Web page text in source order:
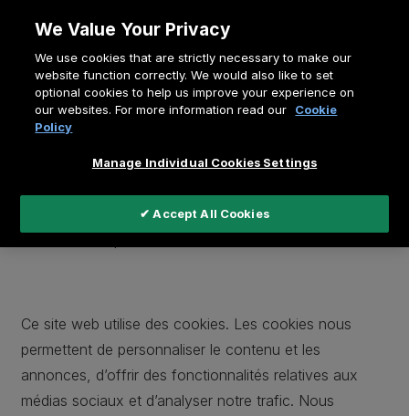
contenu
Fil
d'Ariane
Home Déclaration relative aux cookies
Déclaration relative aux
cookies
expérience possible. Lisez ici quels cookies nous
Ce site web utilise des cookies. Les cookies nous
permettent de personnaliser le contenu et les
annonces, d’offrir des fonctionnalités relatives aux
médias sociaux et d’analyser notre trafic. Nous
We Value Your Privacy
We use cookies that are strictly necessary to make our
website function correctly. We would also like to set
optional cookies to help us improve your experience on
our websites. For more information read our
Cookie
Policy
Manage Individual Cookies Settings
✔ Accept All Cookies